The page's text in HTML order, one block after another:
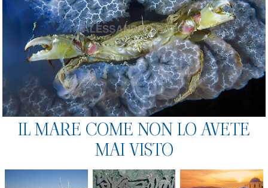
IL MARE COME NON LO AVETE
MAI VISTO